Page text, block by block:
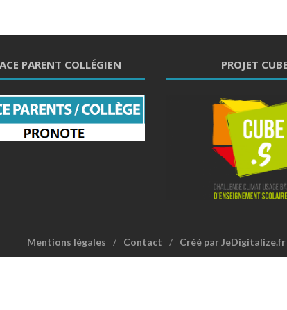
PARENT COLLÉGIEN PROJET
Mentions légales Contact Créé par JeDigitalize.fr